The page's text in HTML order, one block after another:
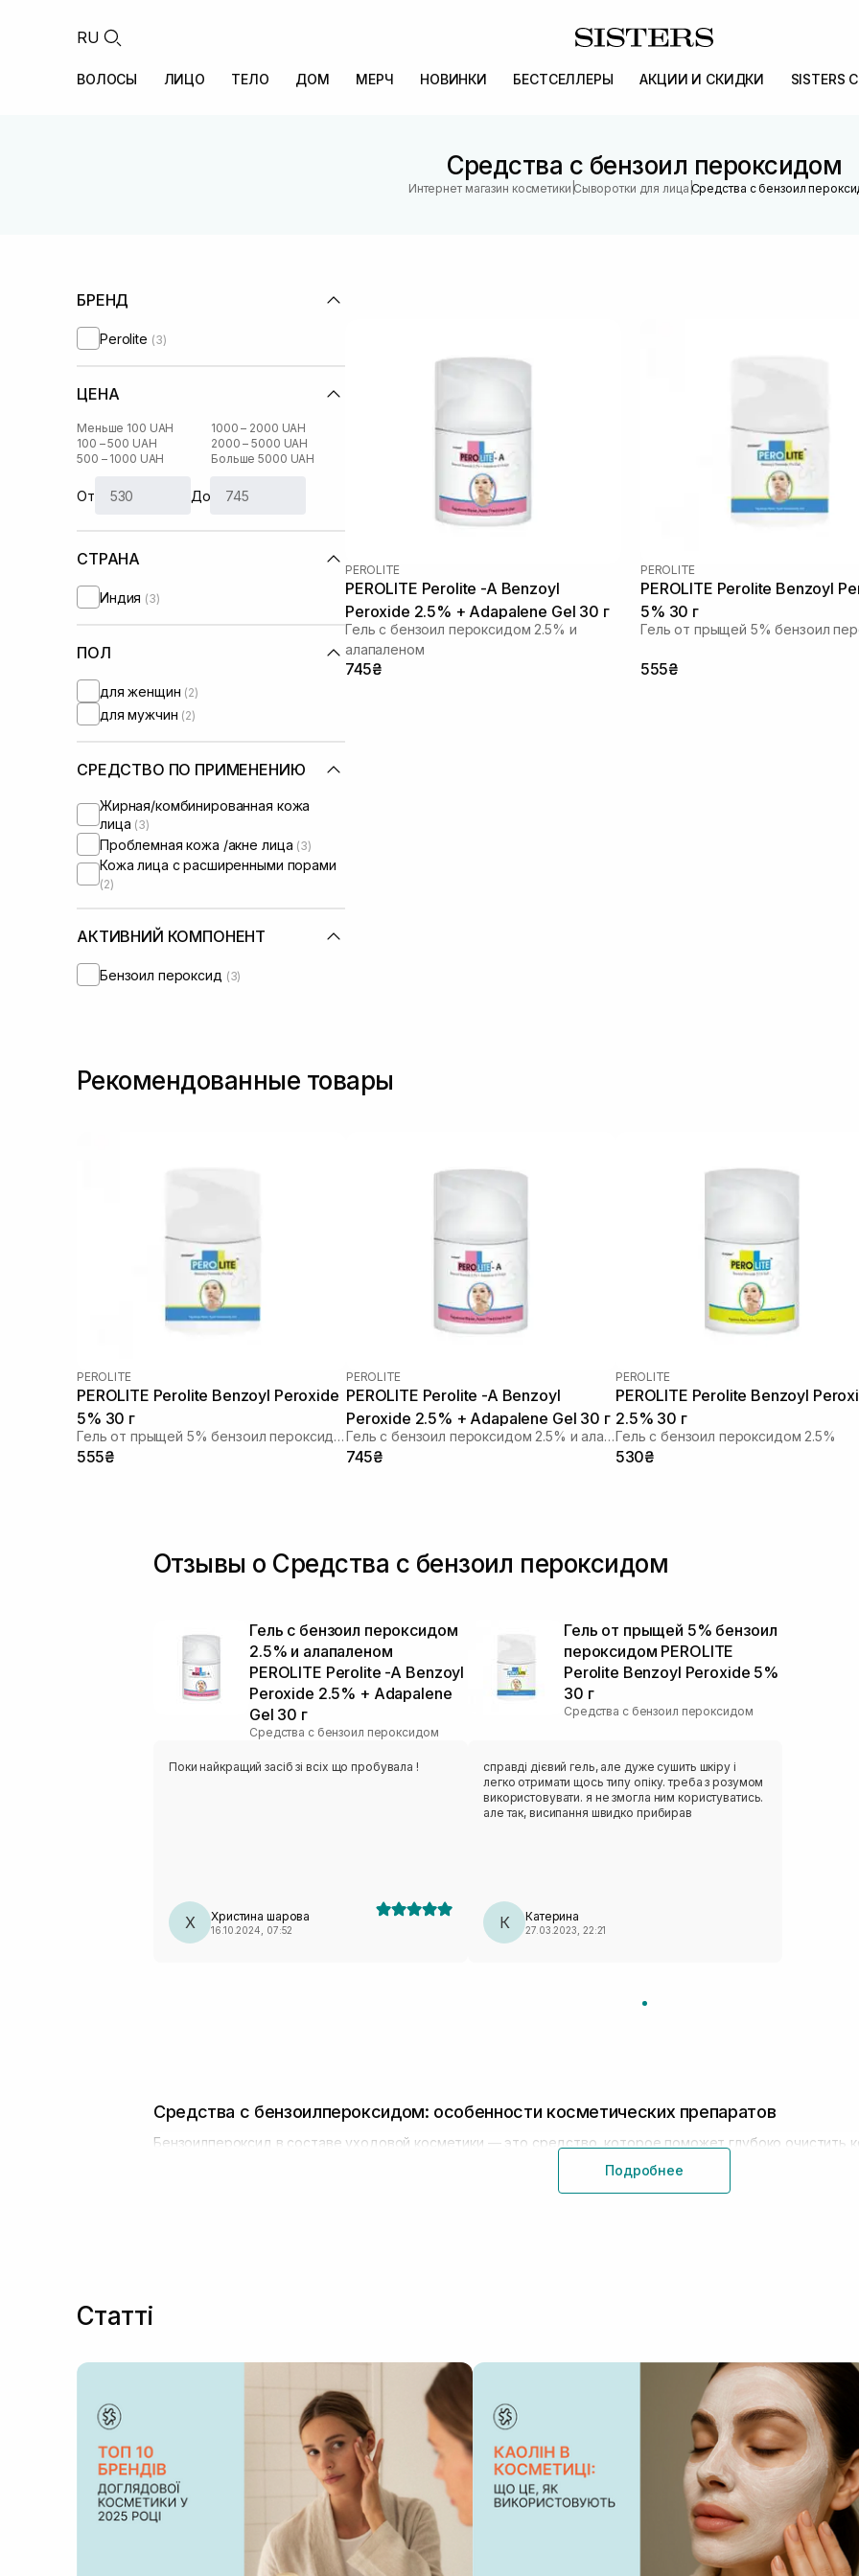
RU
ВОЛОСЫ ЛИЦО ТЕЛО ДОМ МЕРЧ НОВИНКИ БЕСТСЕЛЛЕРЫ АКЦИИ И СКИДКИ SISTERS
Средства с бензоил пероксидом
Интернет магазин косметики |Сыворотки для лица |Средства с бензоил
БРЕНД
Perolite (3)
ЦЕНА
Меньше 100 UAH
100 – 500 UAH
500 – 1000 UAH
1000 – 2000 UAH
2000 – 5000 UAH
Больше 5000 UAH
От До
СТРАНА
Индия (3)
ПОЛ
для женщин (2)
для мужчин (2)
СРЕДСТВО ПО ПРИМЕНЕНИЮ
Жирная/комбинированная кожа
лица (3)
Проблемная кожа /акне лица (3)
Кожа лица с расширенными порами
(2)
АКТИВНИЙ КОМПОНЕНТ
Бензоил пероксид (3)
PEROLITE
PEROLITE Perolite -A Benzoyl
Peroxide 2.5% + Adapalene Gel 30 г
Гель с бензоил пероксидом 2.5% и
алапаленом
745₴
PEROLITE
PEROLITE Perolite Benzoyl
5% 30 г
Гель от прыщей 5% бензоил
555₴
Рекомендованные товары
PEROLITE
PEROLITE Perolite Benzoyl Peroxide
5% 30 г
Гель от прыщей 5% бензоил пероксидом
555₴
PEROLITE
PEROLITE Perolite -A Benzoyl
Peroxide 2.5% + Adapalene Gel 30 г
Гель с бензоил пероксидом 2.5% и алапаленом
745₴
PEROLITE
PEROLITE Perolite Benzoyl
2.5% 30 г
Гель с бензоил пероксидом 2.5%
530₴
Отзывы о Средства с бензоил пероксидом
Гель с бензоил пероксидом
2.5% и алапаленом
PEROLITE Perolite -A Benzoyl
Peroxide 2.5% + Adapalene
Gel 30 г
Средства с бензоил пероксидом
Поки найкращий засіб зі всіх що пробувала !
Х Христина шарова
16.10.2024, 07:52
Гель от прыщей 5% бензоил
пероксидом PEROLITE
Perolite Benzoyl Peroxide 5%
30 г
Средства с бензоил пероксидом
справді дієвий гель, але дуже сушить шкіру і
легко отримати щось типу опіку. треба з розумом
використовувати. я не змогла ним користуватись.
але так, висипання швидко прибирав
К Катерина
27.03.2023, 22:21
Средства с бензоилпероксидом: особенности косметических препаратов
Бензоилпероксид в составе уходовой косметики — это средство, которое поможет глубоко очистить
новых очагов акне. Если вам знакомы эти проблемы, стоит купить перекись бензоила в интернет-
предлагаем большой ассортимент лечебной профессиональной косметики, которая подойдет для
стимуляцию естественной выработки кожного сала;
стабилизацию состояния кожи после повреждений;
комплексную терапию при лечении угревой сыпи и других кожных заболеваний;
улучшение внешнего вида лица — сияние и здоровый блеск.
То есть, цена бензоил пероксида полностью оправдана. Такие косметические средства должны быть
или комбинированным типом кожи. В их состав входят компоненты, которые делают пероксид для
минимизируют вероятность возникновения сухости, раздражения и неприятных последствий.
Подробнее
Статті